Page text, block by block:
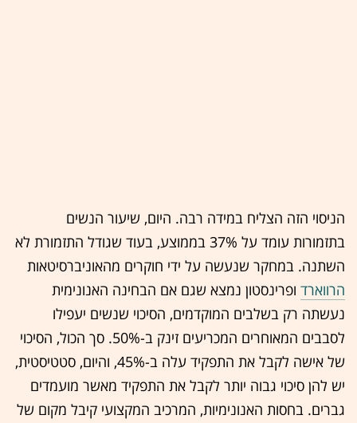
הניסוי הזה הצליח במידה רבה. היום, שיעור הנשים
בתזמורות עומד על 37% בממוצע, בעוד שגודל התזמורת לא
השתנה. במחקר שנעשה על ידי חוקרים מהאוניברסיטאות
הרווארד ופרינסטון נמצא שגם אם הבחינה האנונימית
נעשתה רק בשלבים המוקדמים, הסיכוי שנשים יעפילו
לסבבים המאוחרים המכריעים זינק ב-50%. סך הכול, הסיכוי
של אישה לקבל את התפקיד עלה ב-45%, והיום, סטטיסטית,
יש להן סיכוי גבוה יותר לקבל את התפקיד מאשר מועמדים
גברים. בחסות האנונימיות, המרכיב המקצועי קיבל מקום של